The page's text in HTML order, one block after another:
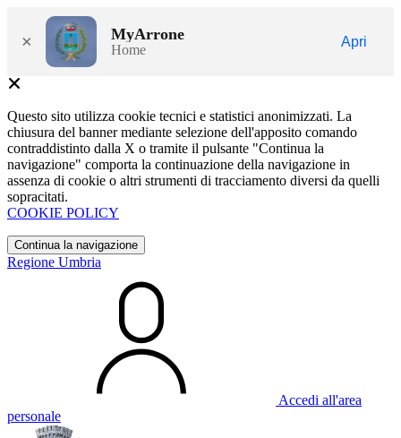
× MyArrone
Home
Apri
Questo sito utilizza cookie tecnici e statistici anonimizzati. La
chiusura del banner mediante selezione dell'apposito comando
contraddistinto dalla X o tramite il pulsante "Continua la
navigazione" comporta la continuazione della navigazione in
assenza di cookie o altri strumenti di tracciamento diversi da quelli
sopracitati.
COOKIE POLICY
Continua la navigazione
Regione Umbria
Accedi all'area
personale